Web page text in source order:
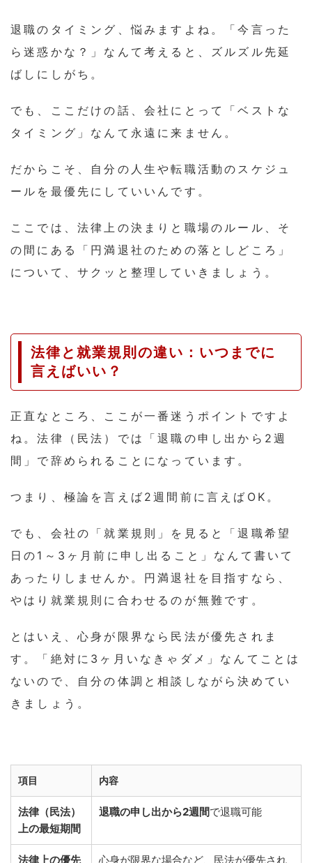
退職のタイミング、悩みますよね。「今言った
ら迷惑かな？」なんて考えると、ズルズル先延
ばしにしがち。
でも、ここだけの話、会社にとって「ベストな
タイミング」なんて永遠に来ません。
だからこそ、自分の人生や転職活動のスケジュ
ールを最優先にしていいんです。
ここでは、法律上の決まりと職場のルール、そ
の間にある「円満退社のための落としどころ」
について、サクッと整理していきましょう。
法律と就業規則の違い：いつまでに
言えばいい？
正直なところ、ここが一番迷うポイントですよ
ね。法律（民法）では「退職の申し出から2週
間」で辞められることになっています。
つまり、極論を言えば2週間前に言えばOK。
でも、会社の「就業規則」を見ると「退職希望
日の1～3ヶ月前に申し出ること」なんて書いて
あったりしませんか。円満退社を目指すなら、
やはり就業規則に合わせるのが無難です。
とはいえ、心身が限界なら民法が優先されま
す。「絶対に3ヶ月いなきゃダメ」なんてことは
ないので、自分の体調と相談しながら決めてい
きましょう。
項目 内容
法律（民法）
上の最短期間
退職の申し出から2週間で退職可能
法律上の優先 心身が限界な場合など、民法が優先され